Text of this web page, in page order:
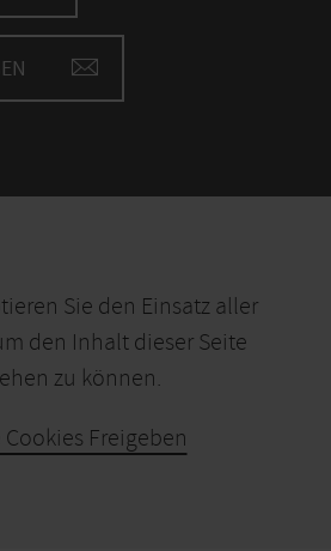
Sie den Einsatz aller
den Inhalt dieser Seite
zu können.
Freigeben